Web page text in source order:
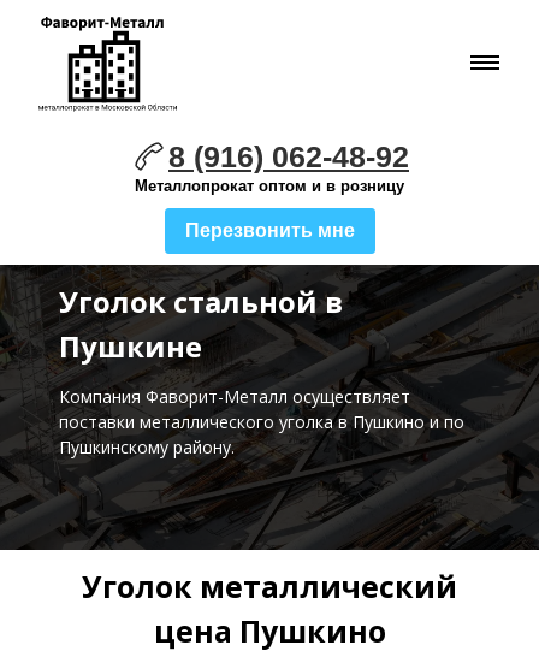
8 (916) 062-48-92
Металлопрокат оптом и в розницу
Перезвонить мне
Уголок стальной в
Пушкине
Компания Фаворит-Металл осуществляет
поставки металлического уголка в Пушкино и по
Пушкинскому району.
Уголок металлический
цена Пушкино